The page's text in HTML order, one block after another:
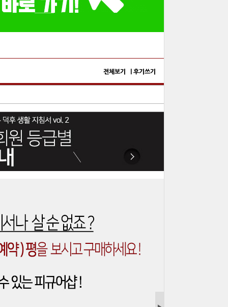
전체보기 | 후기쓰기